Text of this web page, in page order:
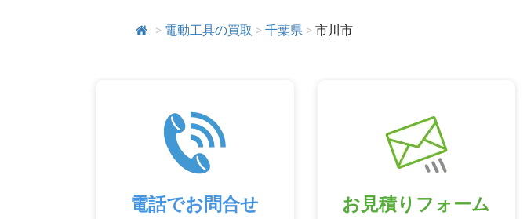
> 電動工具の買取 > 千葉県 > 市川市
電話でお問合せ お見積りフォーム